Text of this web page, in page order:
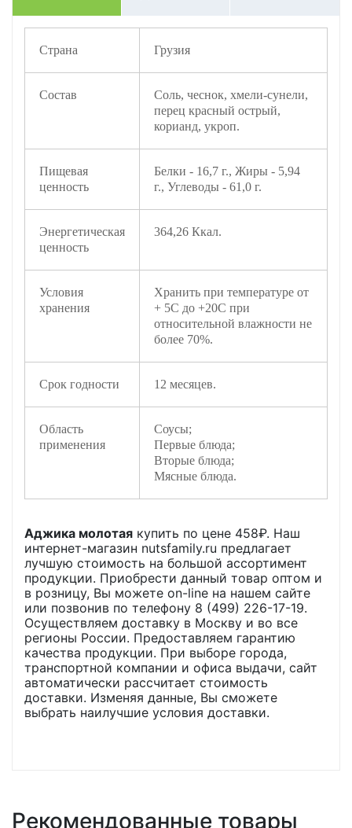
Страна Грузия
Состав
Соль, чеснок, хмели-сунели,
перец красный острый,
корианд, укроп.
Пищевая
ценность
Белки - 16,7 г., Жиры - 5,94
г., Углеводы - 61,0 г.
Энергетическая
ценность
364,26 Ккал.
Условия
хранения
Хранить при температуре от
+ 5С до +20С при
относительной влажности не
более 70%.
Срок годности 12 месяцев.
Область
применения
Соусы;
Первые блюда;
Вторые блюда;
Мясные блюда.
Аджика молотая купить по цене 458₽. Наш
интернет-магазин nutsfamily.ru предлагает
лучшую стоимость на большой ассортимент
продукции. Приобрести данный товар оптом и
в розницу, Вы можете on-line на нашем сайте
или позвонив по телефону 8 (499) 226-17-19.
Осуществляем доставку в Москву и во все
регионы России. Предоставляем гарантию
качества продукции. При выборе города,
транспортной компании и офиса выдачи, сайт
автоматически рассчитает стоимость
доставки. Изменяя данные, Вы сможете
выбрать наилучшие условия доставки.
Рекомендованные товары